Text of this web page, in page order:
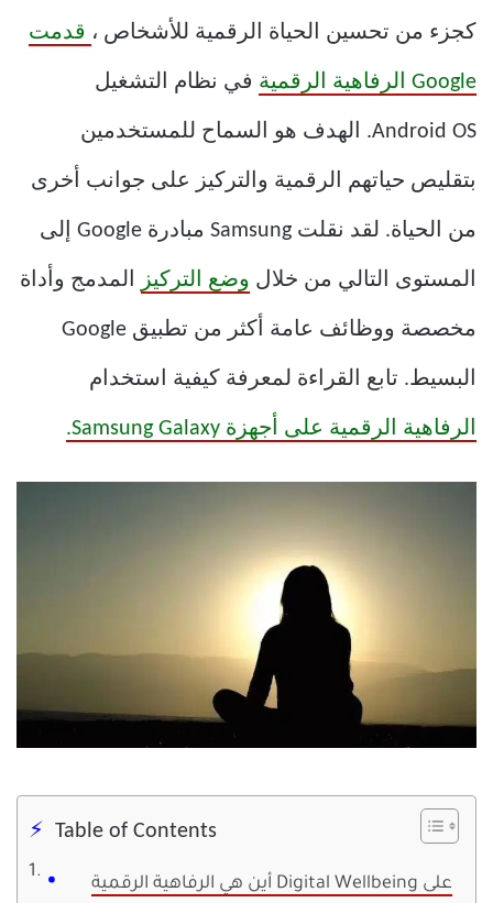
كجزء من تحسين الحياة الرقمية للأشخاص ، قدمت
Google الرفاهية الرقمية في نظام التشغيل
Android OS. الهدف هو السماح للمستخدمين
بتقليص حياتهم الرقمية والتركيز على جوانب أخرى
من الحياة. لقد نقلت Samsung مبادرة Google إلى
المستوى التالي من خلال وضع التركيز المدمج وأداة
مخصصة ووظائف عامة أكثر من تطبيق Google
البسيط. تابع القراءة لمعرفة كيفية استخدام
الرفاهية الرقمية على أجهزة Samsung Galaxy.
Table of Contents
أين هي الرفاهية الرقمية Digital Wellbeing على